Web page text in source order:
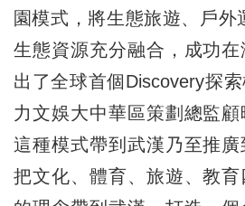
園模式，將生態旅遊、戶外
生態資源充分融合，成功
出了全球首個Discovery探
力文娛大中華區策劃總監
這種模式帶到武漢乃至推
把文化、體育、旅遊、教